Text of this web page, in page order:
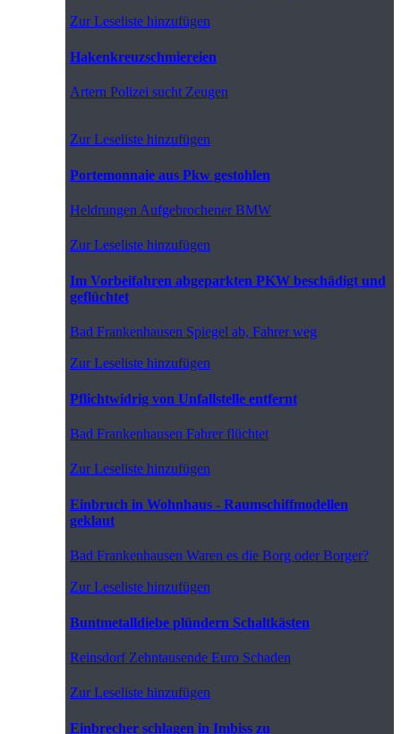
Zur Leseliste hinzufügen
Hakenkreuzschmiereien
Artern Polizei sucht Zeugen
Zur Leseliste hinzufügen
Portemonnaie aus Pkw gestohlen
Heldrungen Aufgebrochener BMW
Zur Leseliste hinzufügen
Im Vorbeifahren abgeparkten PKW beschädigt und
geflüchtet
Bad Frankenhausen Spiegel ab, Fahrer weg
Zur Leseliste hinzufügen
Pflichtwidrig von Unfallstelle entfernt
Bad Frankenhausen Fahrer flüchtet
Zur Leseliste hinzufügen
Einbruch in Wohnhaus - Raumschiffmodellen
geklaut
Bad Frankenhausen Waren es die Borg oder Borger?
Zur Leseliste hinzufügen
Buntmetalldiebe plündern Schaltkästen
ReinsdorfZehntausende Euro Schaden
Zur Leseliste hinzufügen
Einbrecher schlagen in Imbiss zu